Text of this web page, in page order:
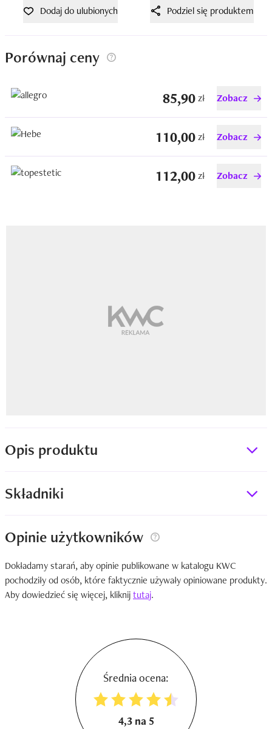
Dodaj do ulubionych Podziel się produktem
Porównaj ceny
85,90zł Zobacz
110,00zł Zobacz
112,00zł Zobacz
Opis produktu
Składniki
Opinie użytkowników
Dokładamy starań, aby opinie publikowane w katalogu KWC
pochodziły od osób, które faktycznie używały opiniowane produkty.
Aby dowiedzieć się więcej, kliknijtutaj.
Średnia ocena:
4,3 na 5